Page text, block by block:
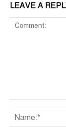
LEAVE A